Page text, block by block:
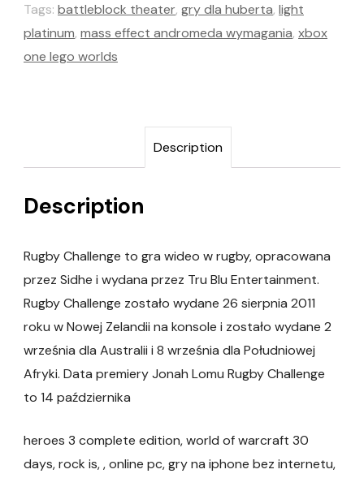
Tags: battleblock theater, gry dla huberta, light
platinum, mass effect andromeda wymagania, xbox
one lego worlds
Description
Description
Rugby Challenge to gra wideo w rugby, opracowana
przez Sidhe i wydana przez Tru Blu Entertainment.
Rugby Challenge zostało wydane 26 sierpnia 2011
roku w Nowej Zelandii na konsole i zostało wydane 2
września dla Australii i 8 września dla Południowej
Afryki. Data premiery Jonah Lomu Rugby Challenge
to 14 października
heroes 3 complete edition, world of warcraft 30
days, rock is, , online pc, gry na iphone bez internetu,